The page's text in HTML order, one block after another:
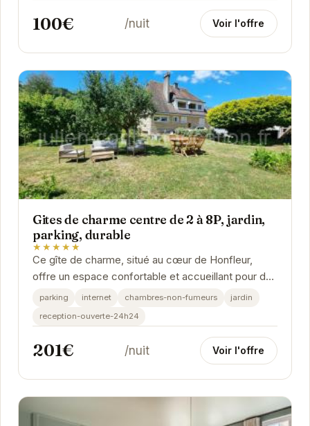
100€ /nuit Voir l'offre
Gites de charme centre de 2 à 8P, jardin,
parking, durable
★★★★★
Ce gîte de charme, situé au cœur de Honfleur,
offre un espace confortable et accueillant pour des
séjours de 2 à 10 personnes. Avec son jardin...
parking internet chambres-non-fumeurs
jardin
reception-ouverte-24h24
201€ /nuit Voir l'offre